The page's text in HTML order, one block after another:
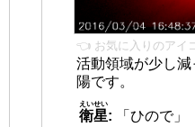
👈 お気に入りのアイ
活動領域が少し
陽です。
衛星
えいせい
:
「ひので」